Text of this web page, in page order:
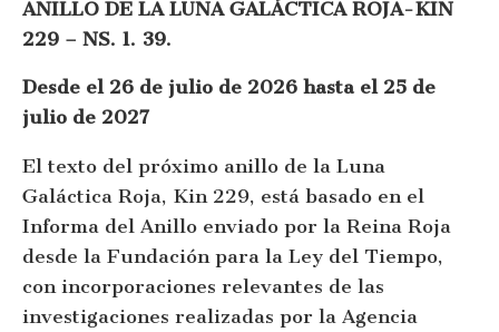
ANILLO DE LA LUNA GALÁCTICA ROJA-KIN
229 – NS. 1. 39.
Desde el 26 de julio de 2026 hasta el 25 de
julio de 2027
El texto del próximo anillo de la Luna
Galáctica Roja, Kin 229, está basado en el
Informa del Anillo enviado por la Reina Roja
desde la Fundación para la Ley del Tiempo,
con incorporaciones relevantes de las
investigaciones realizadas por la Agencia